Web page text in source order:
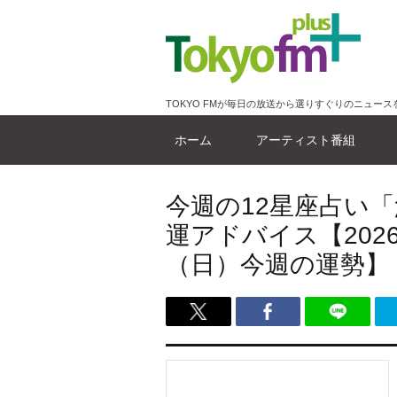
TOKYO FMが毎日の放送から選りすぐりのニュース
ホーム アーティスト番組
今週の12星座占い
運アドバイス【
（日）今週の運勢】